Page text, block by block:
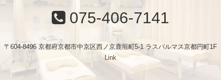
075-406-7141
〒604-8496 京都府京都市中京区西ノ京鹿垣町5-1 ラスパルマス京都円町1F
Link